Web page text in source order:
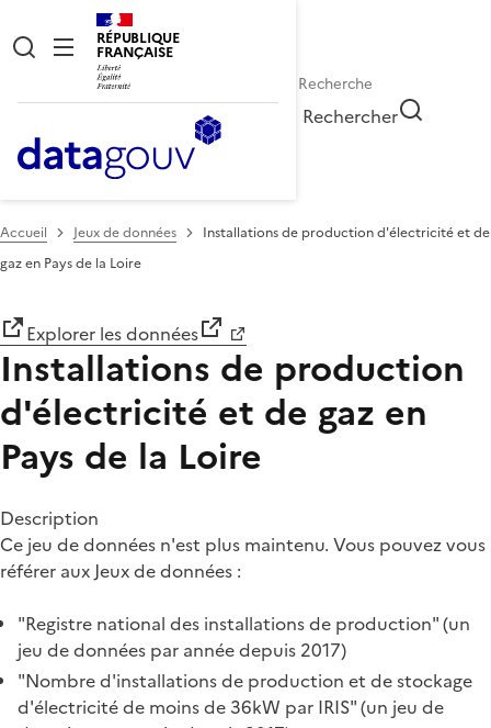
RÉPUBLIQUE
FRANÇAISE
Rechercher
Accueil Jeux de données
Installations de production d'électricité et de
gaz en Pays de la Loire
Explorer les données
Installations de production
d'électricité et de gaz en
Pays de la Loire
Description
Ce jeu de données n'est plus maintenu. Vous pouvez vous
référer aux Jeux de données :
"Registre national des installations de production" (un
jeu de données par année depuis 2017)
"Nombre d'installations de production et de stockage
d'électricité de moins de 36kW par IRIS" (un jeu de